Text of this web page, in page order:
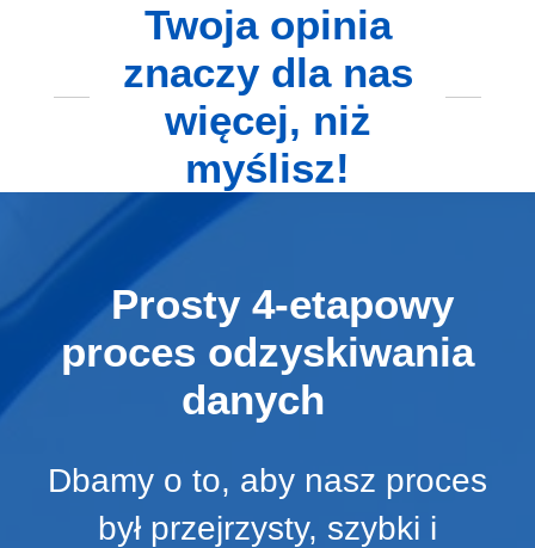
Twoja opinia
znaczy dla nas
więcej, niż
myślisz!
Prosty 4-etapowy
proces odzyskiwania
danych
Dbamy o to, aby nasz proces
był przejrzysty, szybki i